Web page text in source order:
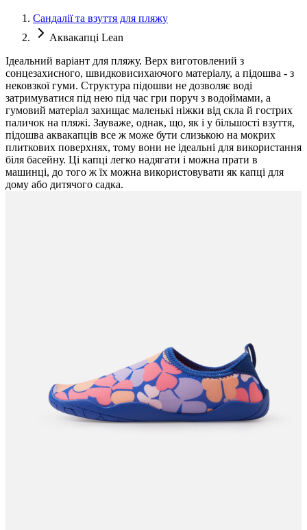
Сандалії та взуття для пляжу
Аквакапці Lean
Ідеальний варіант для пляжу. Верх виготовлений з
сонцезахисного, швидковисихаючого матеріалу, а підошва - з
нековзкої гуми. Структура підошви не дозволяє воді
затримуватися під нею під час гри поруч з водоймами, а
гумовий матеріал захищає маленькі ніжки від скла й гострих
паличок на пляжі. Зауваже, однак, що, як і у більшості взуття,
підошва аквакапців все ж може бути слизькою на мокрих
плиткових поверхнях, тому вони не ідеальні для використання
біля басейну. Ці капці легко надягати і можна прати в
машинці, до того ж їх можна використовувати як капці для
дому або дитячого садка.